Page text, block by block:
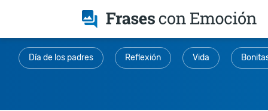
Día de los padres Reflexión Vida